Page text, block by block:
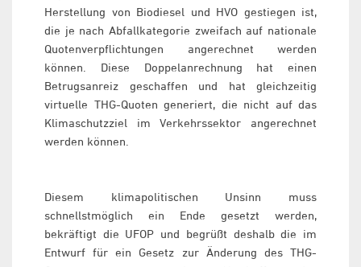
Herstellung von Biodiesel und HVO gestiegen ist,
die je nach Abfallkategorie zweifach auf nationale
Quotenverpflichtungen angerechnet werden
können. Diese Doppelanrechnung hat einen
Betrugsanreiz geschaffen und hat gleichzeitig
virtuelle THG-Quoten generiert, die nicht auf das
Klimaschutzziel im Verkehrssektor angerechnet
werden können.
Diesem klimapolitischen Unsinn muss
schnellstmöglich ein Ende gesetzt werden,
bekräftigt die UFOP und begrüßt deshalb die im
Entwurf für ein Gesetz zur Änderung des THG-